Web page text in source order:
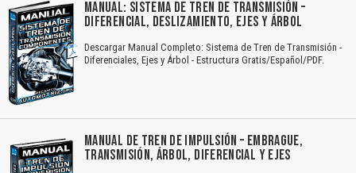
MANUAL: SISTEMA DE TREN DE TRANSMISIÓN –
DIFERENCIAL, DESLIZAMIENTO, EJES Y ÁRBOL
Descargar Manual Completo: Sistema de Tren de Transmisión -
Diferenciales, Ejes y Árbol - Estructura Gratis/Español/PDF.
MANUAL DE TREN DE IMPULSIÓN – EMBRAGUE,
TRANSMISIÓN, ÁRBOL, DIFERENCIAL Y EJES